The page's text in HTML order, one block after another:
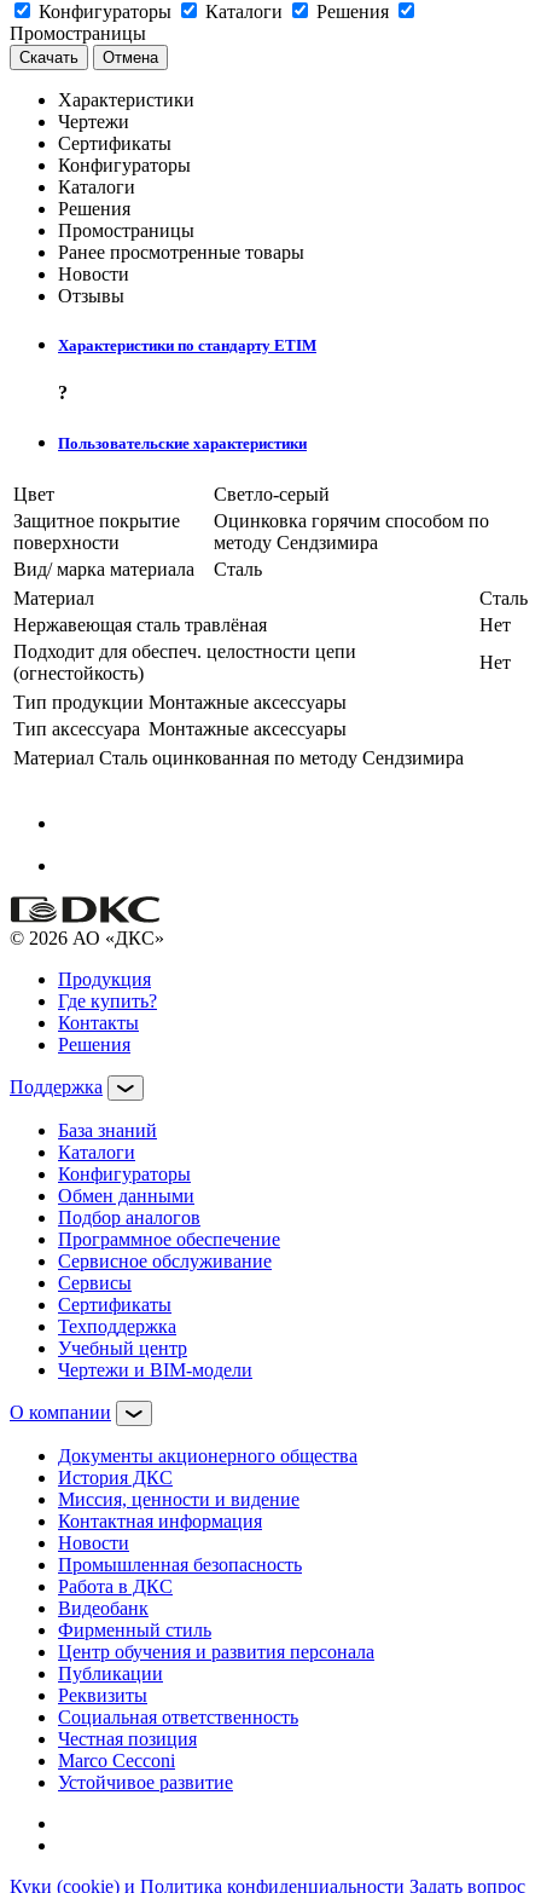
Конфигураторы
Каталоги
Решения
Промостраницы
Скачать Отмена
Характеристики
Чертежи
Сертификаты
Конфигураторы
Каталоги
Решения
Промостраницы
Ранее просмотренные товары
Новости
Отзывы
Характеристики по стандарту ETIM
?
Пользовательские характеристики
Цвет
Светло-серый
Защитное покрытие
поверхности
Оцинковка горячим способом по
методу Сендзимира
Вид/ марка материала
Сталь
Материал
Сталь
Нержавеющая сталь травлёная
Нет
Подходит для обеспеч. целостности цепи
(огнестойкость)
Нет
Тип продукции Монтажные аксессуары
Тип аксессуара Монтажные аксессуары
Материал Сталь оцинкованная по методу Сендзимира
© 2026 АО «ДКС»
Продукция
Где купить?
Контакты
Решения
Поддержка
База знаний
Каталоги
Конфигураторы
Обмен данными
Подбор аналогов
Программное обеспечение
Сервисное обслуживание
Сервисы
Сертификаты
Техподдержка
Учебный центр
Чертежи и BIM-модели
О компании
Документы акционерного общества
История ДКС
Миссия, ценности и видение
Контактная информация
Новости
Промышленная безопасность
Работа в ДКС
Видеобанк
Фирменный стиль
Центр обучения и развития персонала
Публикации
Реквизиты
Социальная ответственность
Честная позиция
Marco Cecconi
Устойчивое развитие
Куки (cookie) и Политика конфиденциальности Задать вопрос